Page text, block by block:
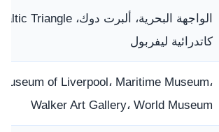
كاتدرائية ليفربول
Museum of Liverpool، Maritime Museum،
Walker Art Gallery، World Museum